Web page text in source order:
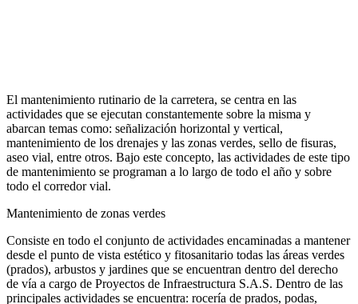
El mantenimiento rutinario de la carretera, se centra en las
actividades que se ejecutan constantemente sobre la misma y
abarcan temas como: señalización horizontal y vertical,
mantenimiento de los drenajes y las zonas verdes, sello de fisuras,
aseo vial, entre otros. Bajo este concepto, las actividades de este tipo
de mantenimiento se programan a lo largo de todo el año y sobre
todo el corredor vial.
Mantenimiento de zonas verdes
Consiste en todo el conjunto de actividades encaminadas a mantener
desde el punto de vista estético y fitosanitario todas las áreas verdes
(prados), arbustos y jardines que se encuentran dentro del derecho
de vía a cargo de Proyectos de Infraestructura S.A.S. Dentro de las
principales actividades se encuentra: rocería de prados, podas,